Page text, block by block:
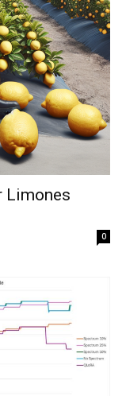
Limones
0